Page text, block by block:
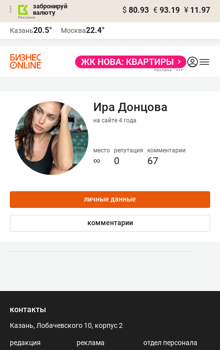
забронируй
валюту
$ 80.93 € 93.19 ¥ 11.97
Казань20.5° Москва22.4°
Ира Донцова
на сайте 4 года
место
∞
репутация
0
комментарии
67
личные данные
комментарии
контакты
Казань, Лобачевского 10, корпус 2
редакция
реклама
отдел персонала